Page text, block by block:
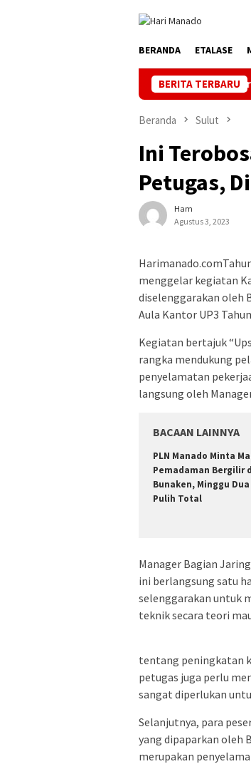
BERANDA ETALASE
BERITA TERBARU
Jaga Listrik Andal Jelang
Beranda Sulut
Ini
Petugas,
Ham
Agustus 3, 2023
menggelar kegiatan
diselenggarakan oleh
Aula Kantor UP3
Kegiatan bertajuk
rangka mendukung
penyelamatan
langsung oleh
BACAAN LAINNYA
PLN Manado Minta
Pemadaman Bergilir
Bunaken, Minggu Dua
Pulih Total
Manager Bagian
ini berlangsung satu
selenggarakan untuk
teknik secara teori
tentang peningkatan
petugas juga perlu
sangat diperlukan
Selanjutnya, para
yang dipaparkan oleh
merupakan